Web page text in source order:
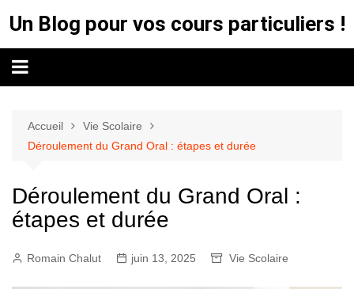
au
contenu
Un Blog pour vos cours particuliers !
Accueil
Vie Scolaire
Déroulement du Grand Oral : étapes et durée
Déroulement du Grand Oral :
étapes et durée
Romain Chalut juin 13, 2025 Vie Scolaire